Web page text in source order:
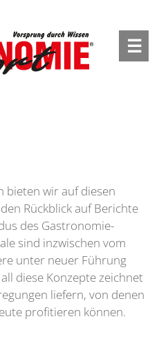
☰
bieten wir auf diesen
Rückblick auf Berichte
des Gastronomie-
sind inzwischen vom
unter neuer Führung
diese Konzepte zeichnet
liefern, von denen
profitieren können.